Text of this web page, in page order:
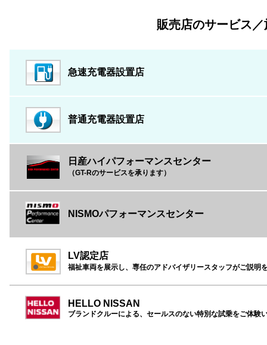
販売店のサービス／
急速充電器設置店
普通充電器設置店
日産ハイパフォーマンスセンター
（GT-Rのサービスを承ります）
NISMOパフォーマンスセンター
LV認定店
福祉車両を展示し、専任のアドバイザリースタッフがご説明
HELLO NISSAN
ブランドクルーによる、セールスのない特別な試乗をご体験